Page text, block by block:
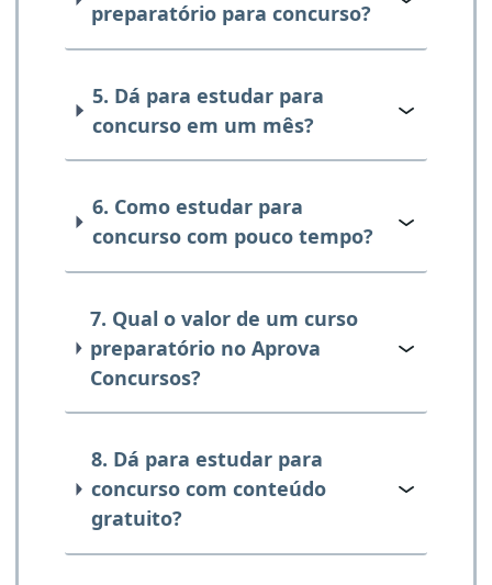
preparatório para concurso?
5. Dá para estudar para
concurso em um mês?
6. Como estudar para
concurso com pouco tempo?
7. Qual o valor de um curso
preparatório no Aprova
Concursos?
8. Dá para estudar para
concurso com conteúdo
gratuito?